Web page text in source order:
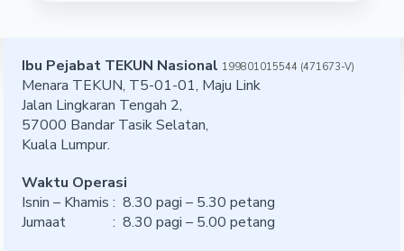
Ibu Pejabat TEKUN Nasional 199801015544 (471673-V)
Menara TEKUN, T5-01-01, Maju Link
Jalan Lingkaran Tengah 2,
57000 Bandar Tasik Selatan,
Kuala Lumpur.
Waktu Operasi
Isnin – Khamis : 8.30 pagi – 5.30 petang
Jumaat : 8.30 pagi – 5.00 petang